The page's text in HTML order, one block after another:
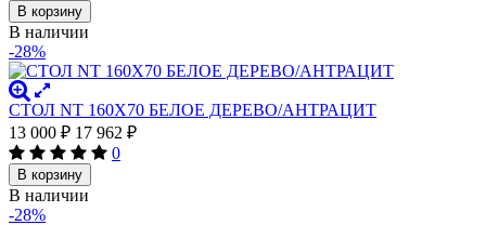
В корзину
В наличии
-28%
СТОЛ NT 160X70 БЕЛОЕ ДЕРЕВО/АНТРАЦИТ
13 000 ₽ 17 962 ₽
0
В корзину
В наличии
-28%